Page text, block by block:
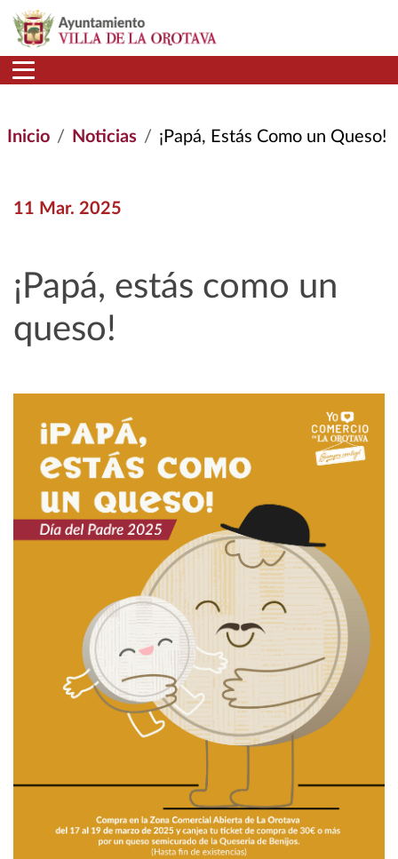
Pasar al contenido principal
Inicio Noticias ¡Papá, Estás Como un Queso!
11 Mar. 2025
¡Papá, estás como un
queso!